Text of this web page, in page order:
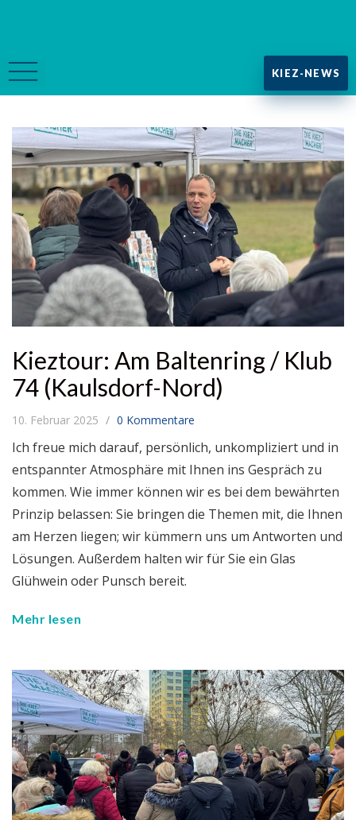
KIEZ-NEWS
Kieztour: Am Baltenring / Klub
74 (Kaulsdorf-Nord)
10. Februar 2025 0 Kommentare
Ich freue mich darauf, persönlich, unkompliziert und in
entspannter Atmosphäre mit Ihnen ins Gespräch zu
kommen. Wie immer können wir es bei dem bewährten
Prinzip belassen: Sie bringen die Themen mit, die Ihnen
am Herzen liegen; wir kümmern uns um Antworten und
Lösungen. Außerdem halten wir für Sie ein Glas
Glühwein oder Punsch bereit.
Mehr lesen